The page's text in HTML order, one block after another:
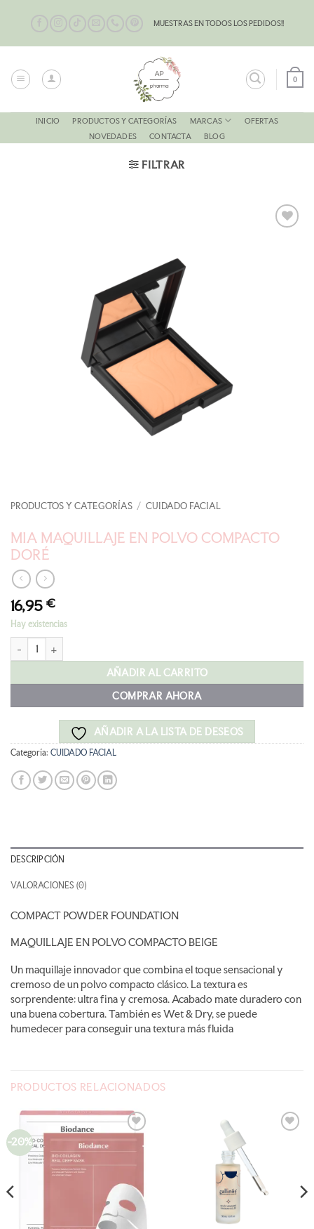
contenido
MUESTRAS EN TODOS LOS PEDIDOS!!
0
INICIO PRODUCTOS Y CATEGORÍAS MARCAS
OFERTAS
NOVEDADES
CONTACTA BLOG
FILTRAR
PRODUCTOS Y CATEGORÍAS / CUIDADO FACIAL
MIA MAQUILLAJE EN POLVO COMPACTO
DORÉ
16,95 €
Hay existencias
MIA MAQUILLAJE EN POLVO COMPACTO DORÉ cantidad
AÑADIR AL CARRITO
COMPRAR AHORA
AÑADIR A LA LISTA DE DESEOS
Categoría: CUIDADO FACIAL
DESCRIPCIÓN
VALORACIONES (0)
COMPACT POWDER FOUNDATION
MAQUILLAJE EN POLVO COMPACTO BEIGE
Un maquillaje innovador que combina el toque sensacional y
cremoso de un polvo compacto clásico. La textura es
sorprendente: ultra fina y cremosa. Acabado mate duradero con
una buena cobertura. También es Wet & Dry, se puede
humedecer para conseguir una textura más fluida
PRODUCTOS RELACIONADOS
-20%
AÑADIR
A LA
DESEOS
DESEOS